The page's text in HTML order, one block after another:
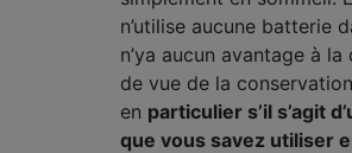
n’utilise aucune batterie
n’ya aucun avantage à
de vue de la
en particulier s’il s’agit
que vous savez utiliser